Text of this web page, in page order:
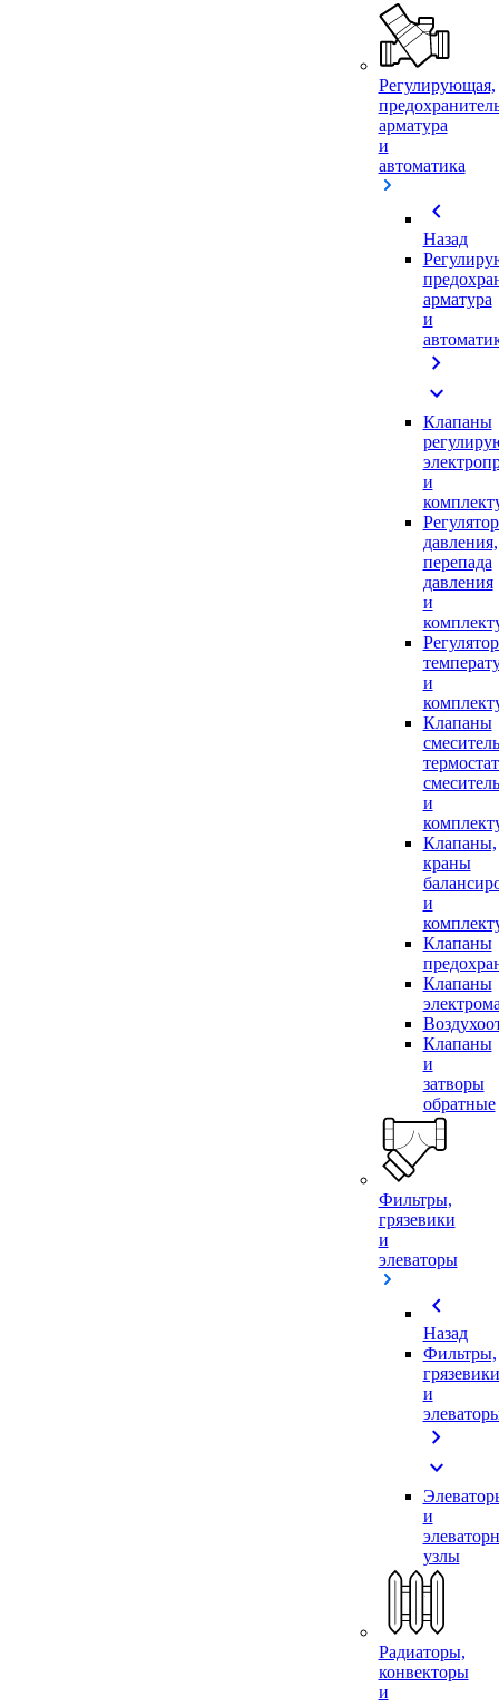
Регулирующая,
арматура
и
автоматика
chevron_left
Назад
арматура
и
chevron_right
expand_more
Клапаны
и
давления,
перепада
давления
и
и
Клапаны
и
Клапаны,
краны
и
Клапаны
Клапаны
Клапаны
и
затворы
обратные
Фильтры,
грязевики
и
элеваторы
chevron_left
Назад
Фильтры,
грязевики
и
chevron_right
expand_more
и
узлы
Радиаторы,
конвекторы
и